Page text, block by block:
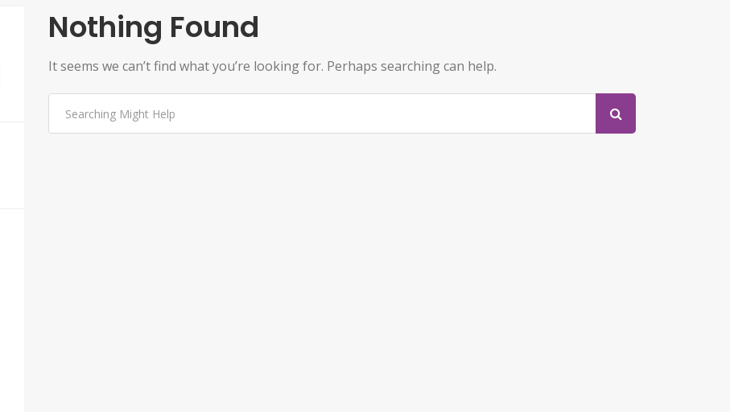
Nothing Found
It seems we can’t find what you’re looking for. Perhaps searching can help.